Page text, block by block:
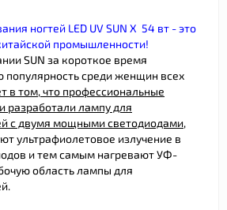
ногтей LED UV SUN X 54 вт - это
промышленности!
SUN за короткое время
среди женщин всех
в том, что профессиональные
разработали лампу для
с двумя мощными светодиодами,
ультрафиолетовое излучение в
и тем самым нагревают УФ-
область лампы для